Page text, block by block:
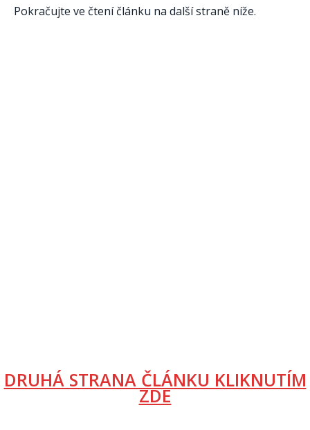
Pokračujte ve čtení článku na další straně níže.
DRUHÁ STRANA ČLÁNKU KLIKNUTÍM
ZDE